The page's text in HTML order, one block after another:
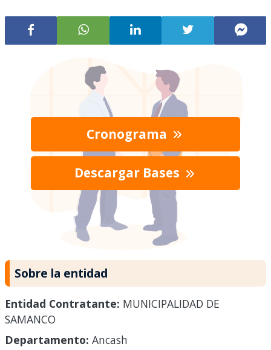
Cronograma
Descargar Bases
Sobre la entidad
Entidad Contratante: MUNICIPALIDAD DE
SAMANCO
Departamento: Ancash